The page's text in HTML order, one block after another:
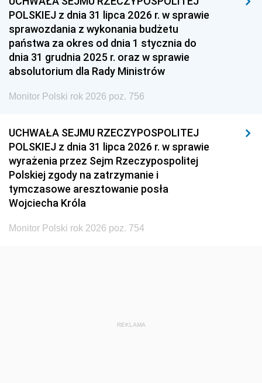
1939 1938 1937
1936 1930
POLSKIEJ z dnia 31 lipca 2026 r. w sprawie
sprawozdania z wykonania budżetu
państwa za okres od dnia 1 stycznia do
dnia 31 grudnia 2025 r. oraz w sprawie
absolutorium dla Rady Ministrów
Monitor Polski rok 2026 poz. 756
UCHWAŁA SEJMU RZECZYPOSPOLITEJ
POLSKIEJ z dnia 31 lipca 2026 r. w sprawie
wyrażenia przez Sejm Rzeczypospolitej
Polskiej zgody na zatrzymanie i
tymczasowe aresztowanie posła
Wojciecha Króla
Monitor Polski rok 2026 poz. 754
REKLAMA